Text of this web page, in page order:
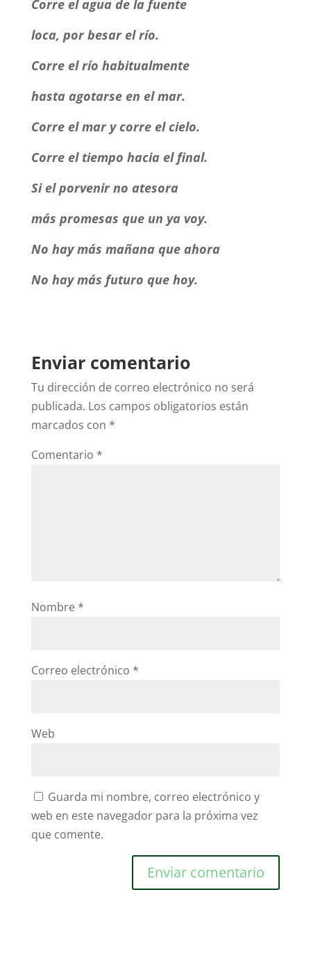
Corre el agua de la fuente
loca, por besar el río.
Corre el río habitualmente
hasta agotarse en el mar.
Corre el mar y corre el cielo.
Corre el tiempo hacia el final.
Si el porvenir no atesora
más promesas que un ya voy.
No hay más mañana que ahora
No hay más futuro que hoy.
Enviar comentario
Tu dirección de correo electrónico no será
publicada. Los campos obligatorios están
marcados con *
Comentario *
Nombre *
Correo electrónico *
Web
Guarda mi nombre, correo electrónico y
web en este navegador para la próxima vez
que comente.